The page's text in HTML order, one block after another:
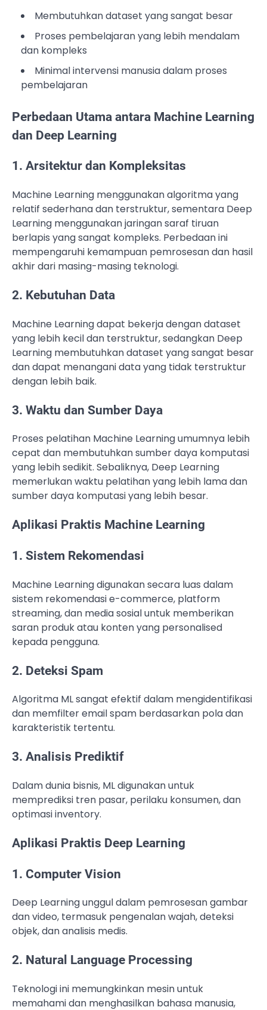
Membutuhkan dataset yang sangat besar
Proses pembelajaran yang lebih mendalam
dan kompleks
Minimal intervensi manusia dalam proses
pembelajaran
Perbedaan Utama antara Machine Learning
dan Deep Learning
1. Arsitektur dan Kompleksitas
Machine Learning menggunakan algoritma yang
relatif sederhana dan terstruktur, sementara Deep
Learning menggunakan jaringan saraf tiruan
berlapis yang sangat kompleks. Perbedaan ini
mempengaruhi kemampuan pemrosesan dan hasil
akhir dari masing-masing teknologi.
2. Kebutuhan Data
Machine Learning dapat bekerja dengan dataset
yang lebih kecil dan terstruktur, sedangkan Deep
Learning membutuhkan dataset yang sangat besar
dan dapat menangani data yang tidak terstruktur
dengan lebih baik.
3. Waktu dan Sumber Daya
Proses pelatihan Machine Learning umumnya lebih
cepat dan membutuhkan sumber daya komputasi
yang lebih sedikit. Sebaliknya, Deep Learning
memerlukan waktu pelatihan yang lebih lama dan
sumber daya komputasi yang lebih besar.
Aplikasi Praktis Machine Learning
1. Sistem Rekomendasi
Machine Learning digunakan secara luas dalam
sistem rekomendasi e-commerce, platform
streaming, dan media sosial untuk memberikan
saran produk atau konten yang personalised
kepada pengguna.
2. Deteksi Spam
Algoritma ML sangat efektif dalam mengidentifikasi
dan memfilter email spam berdasarkan pola dan
karakteristik tertentu.
3. Analisis Prediktif
Dalam dunia bisnis, ML digunakan untuk
memprediksi tren pasar, perilaku konsumen, dan
optimasi inventory.
Aplikasi Praktis Deep Learning
1. Computer Vision
Deep Learning unggul dalam pemrosesan gambar
dan video, termasuk pengenalan wajah, deteksi
objek, dan analisis medis.
2. Natural Language Processing
Teknologi ini memungkinkan mesin untuk
memahami dan menghasilkan bahasa manusia,